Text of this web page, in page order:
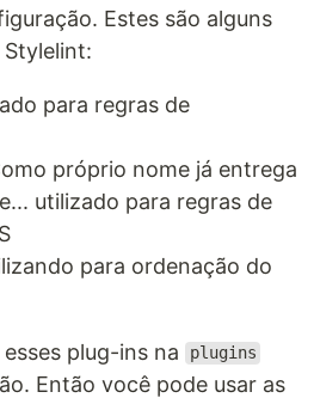
Estes são alguns
para regras de
próprio nome já entrega
utilizado para regras de
para ordenação do
plug-ins na plugins
Então você pode usar as